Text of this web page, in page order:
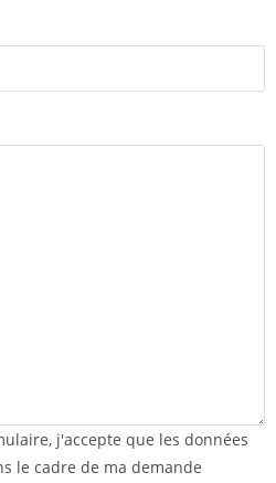
j'accepte que les données
le cadre de ma demande